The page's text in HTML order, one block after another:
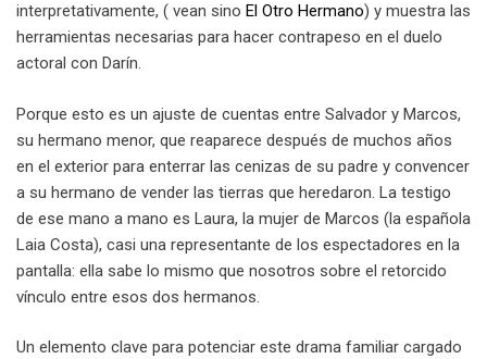
interpretativamente, ( vean sino El Otro Hermano) y muestra las
herramientas necesarias para hacer contrapeso en el duelo
actoral con Darín.
Porque esto es un ajuste de cuentas entre Salvador y Marcos,
su hermano menor, que reaparece después de muchos años
en el exterior para enterrar las cenizas de su padre y convencer
a su hermano de vender las tierras que heredaron. La testigo
de ese mano a mano es Laura, la mujer de Marcos (la española
Laia Costa), casi una representante de los espectadores en la
pantalla: ella sabe lo mismo que nosotros sobre el retorcido
vínculo entre esos dos hermanos.
Un elemento clave para potenciar este drama familiar cargado